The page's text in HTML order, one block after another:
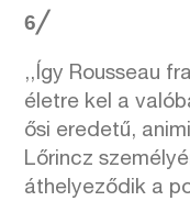
6╱
,,Így Rousseau
életre kel a
ősi eredetű,
Lőrincz
áthelyeződik a